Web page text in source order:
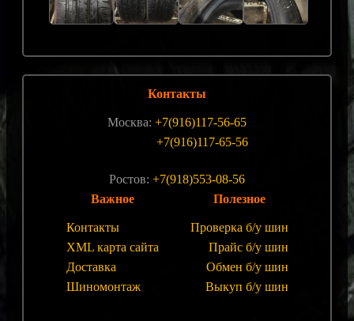
Контакты
Москва: +7(916)117-56-65
+7(916)117-65-56
Ростов: +7(918)553-08-56
Важное
Контакты
XML карта сайта
Доставка
Шиномонтаж
Полезное
Проверка б/у шин
Прайс б/у шин
Обмен б/у шин
Выкуп б/у шин